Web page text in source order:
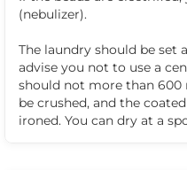
(nebulizer).
The laundry should be set
advise you not to use a
should not more than 600
be crushed, and the
ironed. You can dry at a